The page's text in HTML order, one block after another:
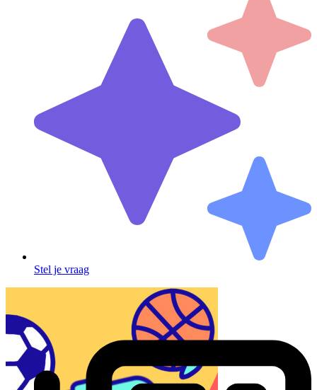
Stel je vraag